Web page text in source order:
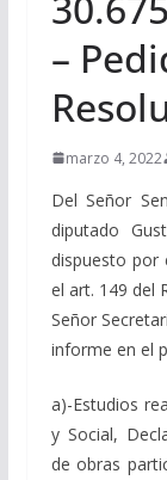
–
marzo 4, 2022
Del Señor
diputado
dispuesto por
el art. 149 del
Señor
informe en el
a)-Estudios
y Social,
de obras